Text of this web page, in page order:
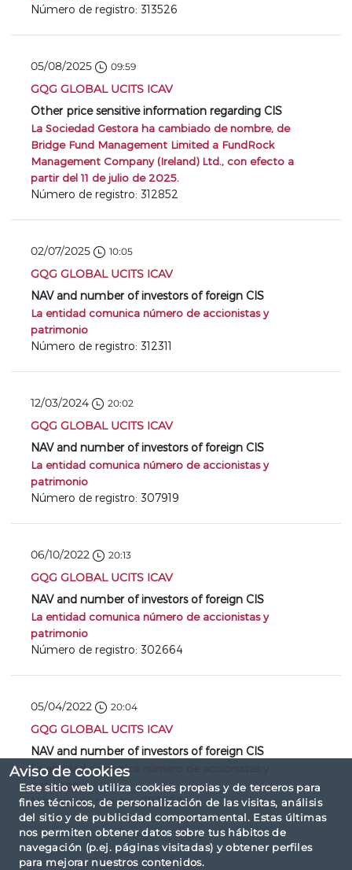
Aviso de cookies
Este sitio web utiliza cookies propias y de terceros para
fines técnicos, de personalización de las visitas, análisis
del sitio y de publicidad comportamental. Estas últimas
nos permiten obtener datos sobre tus hábitos de
navegación (p.ej. páginas visitadas) y obtener perfiles
para mejorar nuestros contenidos.
Número de registro: 313526
05/08/2025 09:59
GQG GLOBAL UCITS ICAV
Other price sensitive information regarding CIS
La Sociedad Gestora ha cambiado de nombre, de
Bridge Fund Management Limited a FundRock
Management Company (Ireland) Ltd., con efecto a
partir del 11 de julio de 2025.
Número de registro: 312852
02/07/2025 10:05
GQG GLOBAL UCITS ICAV
NAV and number of investors of foreign CIS
La entidad comunica número de accionistas y
patrimonio
Número de registro: 312311
12/03/2024 20:02
GQG GLOBAL UCITS ICAV
NAV and number of investors of foreign CIS
La entidad comunica número de accionistas y
patrimonio
Número de registro: 307919
06/10/2022 20:13
GQG GLOBAL UCITS ICAV
NAV and number of investors of foreign CIS
La entidad comunica número de accionistas y
patrimonio
Número de registro: 302664
05/04/2022 20:04
GQG GLOBAL UCITS ICAV
NAV and number of investors of foreign CIS
La entidad comunica número de accionistas y
patrimonio
Número de registro: 299699
Página 1 de 2
« 1 2 »